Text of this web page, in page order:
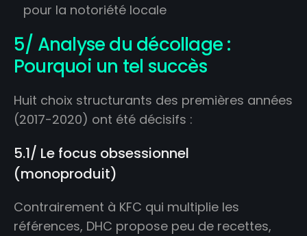
pour la notoriété locale
5/ Analyse du décollage :
Pourquoi un tel succès
Huit choix structurants des premières années
(2017-2020) ont été décisifs :
5.1/ Le focus obsessionnel
(monoproduit)
Contrairement à KFC qui multiplie les
références, DHC propose peu de recettes,